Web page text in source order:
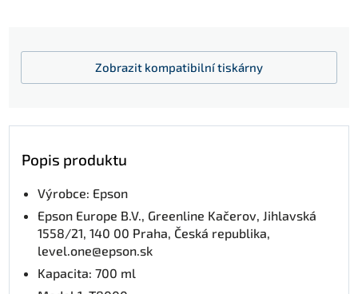
Zobrazit kompatibilní tiskárny
Popis produktu
Výrobce: Epson
Epson Europe B.V., Greenline Kačerov, Jihlavská
1558/21, 140 00 Praha, Česká republika,
level.one@epson.sk
Kapacita: 700 ml